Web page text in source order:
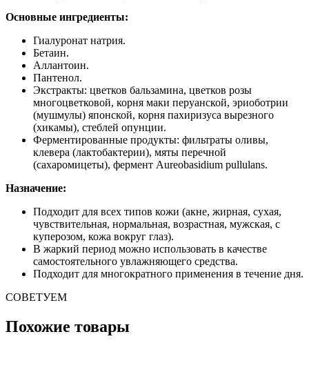
Основные ингредиенты:
Гиалуронат натрия.
Бетаин.
Аллантоин.
Пантенол.
Экстракты: цветков бальзамина, цветков розы
многоцветковой, корня маки перуанской, эриоботрии
(мушмулы) японской, корня пахиризуса вырезного
(хикамы), стеблей опунции.
Ферментированные продукты: фильтраты оливы,
клевера (лактобактерии), мяты перечной
(сахаромицеты), фермент Aureobasidium pullulans.
Назначение:
Подходит для всех типов кожи (акне, жирная, сухая,
чувствительная, нормальная, возрастная, мужская, с
куперозом, кожа вокруг глаз).
В жаркий период можно использовать в качестве
самостоятельного увлажняющего средства.
Подходит для многократного применения в течение дня.
СОВЕТУЕМ
Похожие товары